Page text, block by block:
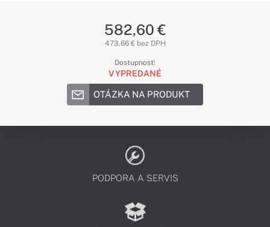
582,60 €
473,66 € bez DPH
Dostupnosť:
VYPREDANÉ
OTÁZKA NA PRODUKT
PODPORA A SERVIS